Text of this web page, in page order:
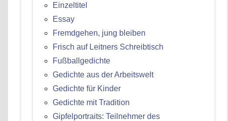
Einzeltitel
Essay
Fremdgehen, jung bleiben
Frisch auf Leitners Schreibtisch
Fußballgedichte
Gedichte aus der Arbeitswelt
Gedichte für Kinder
Gedichte mit Tradition
Gipfelportraits: Teilnehmer des